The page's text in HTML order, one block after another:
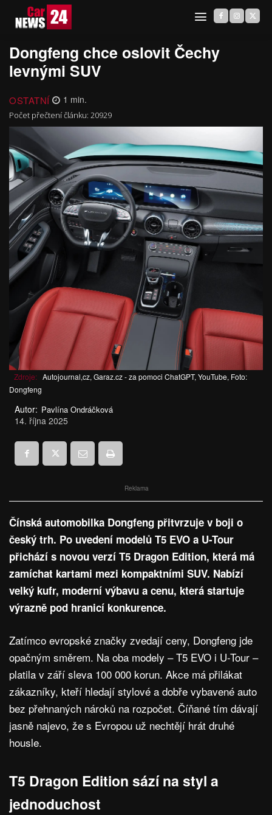
Dongfeng chce oslovit Čechy
levnými SUV
OSTATNÍ 1 min.
Počet přečtení článku: 20929
Zdroje: Autojournal,cz, Garaz.cz - za pomoci ChatGPT, YouTube, Foto:
Dongfeng
Autor: Pavlína Ondráčková
14. října 2025
Reklama
Čínská automobilka Dongfeng přitvrzuje v boji o
český trh. Po uvedení modelů T5 EVO a U-Tour
přichází s novou verzí T5 Dragon Edition, která má
zamíchat kartami mezi kompaktními SUV. Nabízí
velký kufr, moderní výbavu a cenu, která startuje
výrazně pod hranicí konkurence.
Zatímco evropské značky zvedají ceny, Dongfeng jde
opačným směrem. Na oba modely – T5 EVO i U-Tour –
platila v září sleva 100 000 korun. Akce má přilákat
zákazníky, kteří hledají stylové a dobře vybavené auto
bez přehnaných nároků na rozpočet. Číňané tím dávají
jasně najevo, že s Evropou už nechtějí hrát druhé
housle.
T5 Dragon Edition sází na styl a
jednoduchost